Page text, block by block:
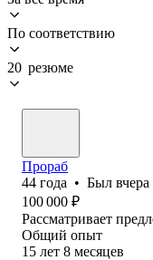
По соответствию
20 резюме
Прораб
44 года • Был вчера
100 000 ₽
Рассматривает
Общий опыт
15 лет 8 месяцев